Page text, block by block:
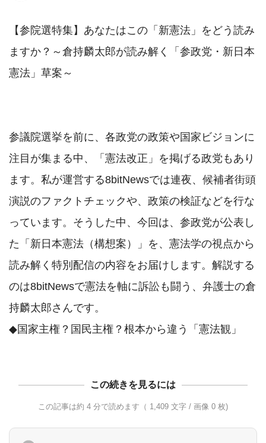
【参院選特集】あなたはこの「新憲法」をどう読み
ますか？～倉持麟太郎が読み解く「参政党・新日本
憲法」草案～
参議院選挙を前に、各政党の政策や国家ビジョンに
注目が集まる中、「憲法改正」を掲げる政党もあり
ます。私が運営する8bitNewsでは連夜、候補者街頭
演説のファクトチェックや、政策の検証などを行な
っています。そうした中、今回は、参政党が公表し
た「新日本憲法（構想案）」を、憲法学の視点から
読み解く特別配信の内容をお届けします。解説する
のは8bitNewsで憲法を軸に訴訟も闘う、弁護士の倉
持麟太郎さんです。
◆国家主権？国民主権？根本から違う「憲法観」
この続きを見るには
この記事は約 4 分で読めます（ 1,409 文字 / 画像 0 枚)